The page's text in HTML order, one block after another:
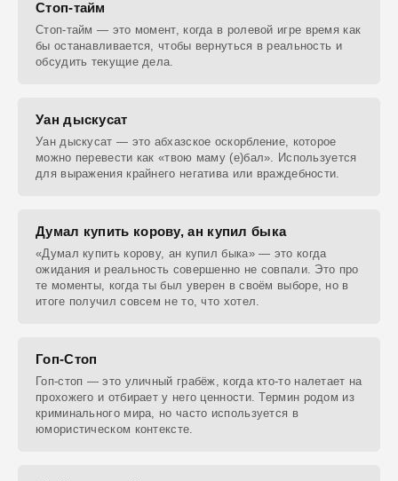
Стоп-тайм
Стоп-тайм — это момент, когда в ролевой игре время как
бы останавливается, чтобы вернуться в реальность и
обсудить текущие дела.
Уан дыскусат
Уан дыскусат — это абхазское оскорбление, которое
можно перевести как «твою маму (е)бал». Используется
для выражения крайнего негатива или враждебности.
Думал купить корову, ан купил быка
«Думал купить корову, ан купил быка» — это когда
ожидания и реальность совершенно не совпали. Это про
те моменты, когда ты был уверен в своём выборе, но в
итоге получил совсем не то, что хотел.
Гоп-Стоп
Гоп-стоп — это уличный грабёж, когда кто-то налетает на
прохожего и отбирает у него ценности. Термин родом из
криминального мира, но часто используется в
юмористическом контексте.